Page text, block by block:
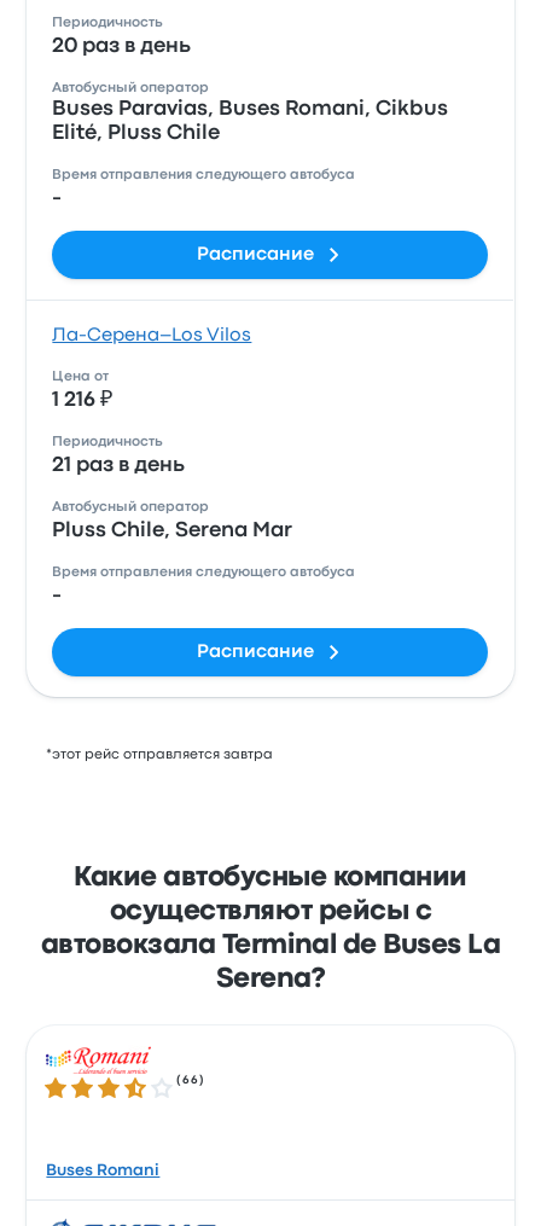
Периодичность
20 раз в день
Автобусный оператор
Buses Paravias, Buses Romani, Cikbus
Elité, Pluss Chile
Время отправления следующего автобуса
-
Расписание
Ла-Серена–Los Vilos
Цена от
1 216 ₽
Периодичность
21 раз в день
Автобусный оператор
Pluss Chile, Serena Mar
Время отправления следующего автобуса
-
Расписание
*этот рейс отправляется завтра
Какие автобусные компании
осуществляют рейсы с
автовокзала Terminal de Buses La
Serena?
Количество звезд: 3.7 из 5
(66 )
Buses Romani